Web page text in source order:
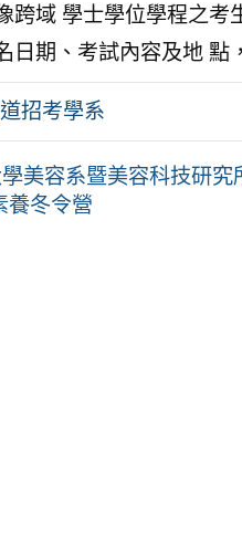
跨域 學士學位學程之
日期、考試內容及地 點
招考學系
美容系暨美容科技研
養冬令營